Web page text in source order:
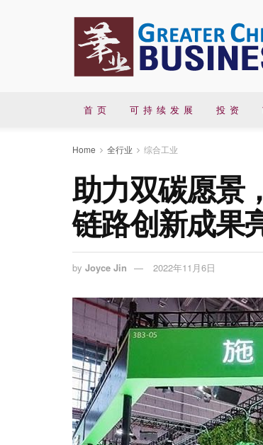
首 页 可 持 续 发 展 投 资
Home 全行业 综合工业
助力双碳愿景
链路创新成果
by Joyce Jin 2022年11月6日